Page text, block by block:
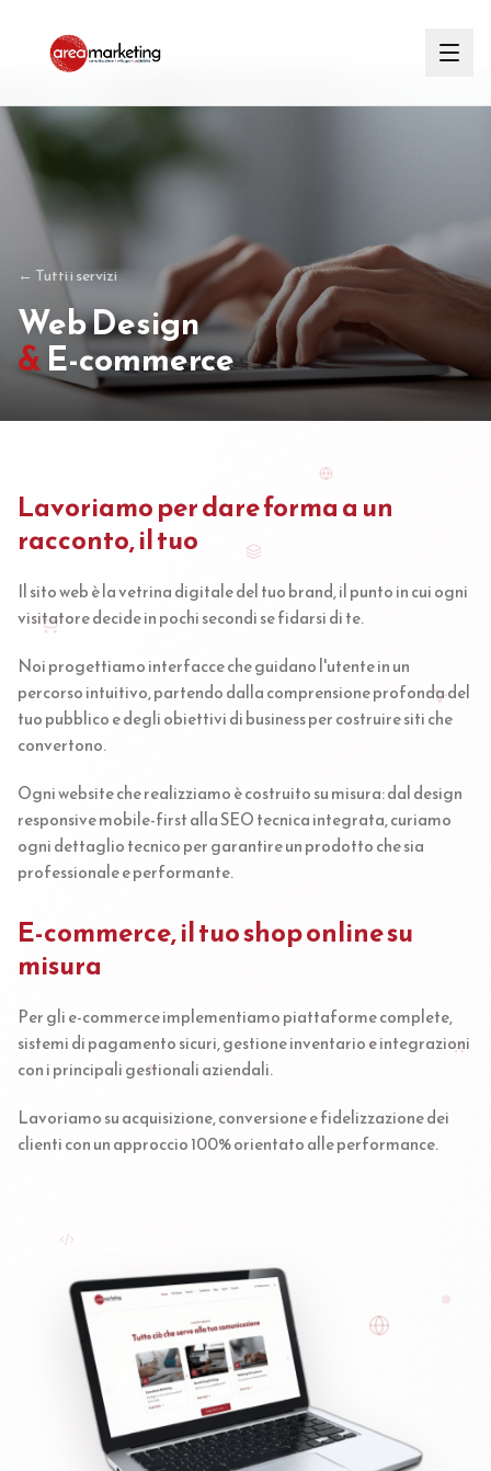
← Tutti i servizi
Web Design
&E-commerce
Lavoriamo per dare forma a un
racconto, il tuo
Il sito web è la vetrina digitale del tuo brand, il punto in cui ogni
visitatore decide in pochi secondi se fidarsi di te.
Noi progettiamo interfacce che guidano l'utente in un
percorso intuitivo, partendo dalla comprensione profonda del
tuo pubblico e degli obiettivi di business per costruire siti che
convertono.
Ogni website che realizziamo è costruito su misura: dal design
responsive mobile-first alla SEO tecnica integrata, curiamo
ogni dettaglio tecnico per garantire un prodotto che sia
professionale e performante.
E-commerce, il tuo shop online su
misura
Per gli e-commerce implementiamo piattaforme complete,
sistemi di pagamento sicuri, gestione inventario e integrazioni
con i principali gestionali aziendali.
Lavoriamo su acquisizione, conversione e fidelizzazione dei
clienti con un approccio 100% orientato alle performance.